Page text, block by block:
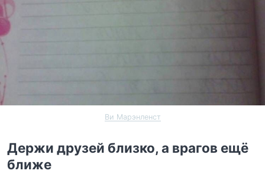
Ви Марэнленст
Держи друзей близко, а врагов ещё
ближе